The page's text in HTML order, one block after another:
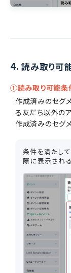
4. 読み取り可
①読み取り可能条
作成済みのセグ
る友だち以外の
作成済みのセグ
条件を満たし
際に表示され